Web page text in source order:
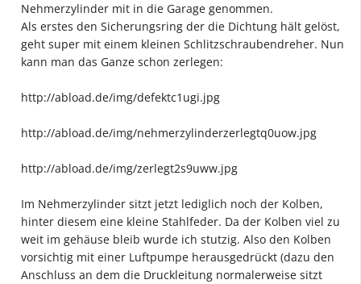
Nehmerzylinder mit in die Garage genommen.
Als erstes den Sicherungsring der die Dichtung hält gelöst,
geht super mit einem kleinen Schlitzschraubendreher. Nun
kann man das Ganze schon zerlegen:
http://abload.de/img/defektc1ugi.jpg
http://abload.de/img/nehmerzylinderzerlegtq0uow.jpg
http://abload.de/img/zerlegt2s9uww.jpg
Im Nehmerzylinder sitzt jetzt lediglich noch der Kolben,
hinter diesem eine kleine Stahlfeder. Da der Kolben viel zu
weit im gehäuse bleib wurde ich stutzig. Also den Kolben
vorsichtig mit einer Luftpumpe herausgedrückt (dazu den
Anschluss an dem die Druckleitung normalerweise sitzt